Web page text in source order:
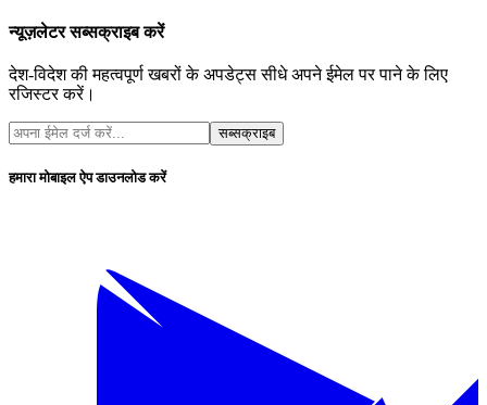
न्यूज़लेटर सब्सक्राइब करें
देश-विदेश की महत्वपूर्ण खबरों के अपडेट्स सीधे अपने ईमेल पर पाने के लिए
रजिस्टर करें।
सब्सक्राइब
हमारा मोबाइल ऐप डाउनलोड करें